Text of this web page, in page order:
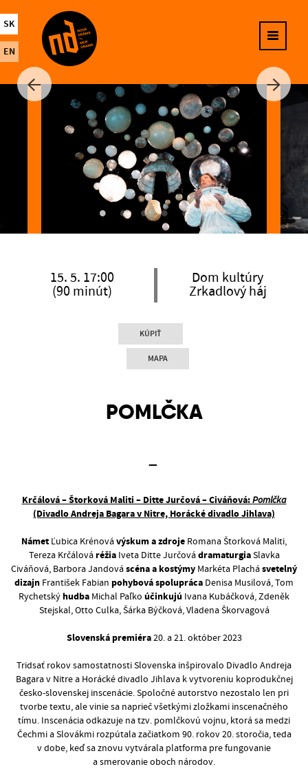
SK
EN
15. 5. 17:00
(90 minút)
Dom kultúry
Zrkadlový háj
KÚPIŤ
MAPA
POMLČKA
Krčálová – Štorková Maliti – Ditte Jurčová – Civáňová:Pomlčka
(Divadlo Andreja Bagara v Nitre, Horácké divadlo Jihlava)
Námet Ľubica Krénovávýskum a zdroje Romana Štorková Maliti,
Tereza KrčálováréžiaIveta Ditte JurčovádramaturgiaSlavka
Civáňová, Barbora Jandováscéna a kostýmy Markéta Plachásvetelný
dizajn František Fabian pohybová spolupráca Denisa Musilová, Tom
Rychetskýhudba Michal Paľko účinkujú Ivana Kubáčková, Zdeněk
Stejskal, Otto Culka, Šárka Býčková, Vladena Škorvagová
Slovenská premiéra20. a 21. október 2023
Tridsať rokov samostatnosti Slovenska inšpirovalo Divadlo Andreja
Bagara v Nitre a Horácké divadlo Jihlava k vytvoreniu koprodukčnej
česko-slovenskej inscenácie. Spoločné autorstvo nezostalo len pri
tvorbe textu, ale vinie sa naprieč všetkými zložkami inscenačného
tímu. Inscenácia odkazuje na tzv. pomlčkovú vojnu, ktorá sa medzi
Čechmi a Slovákmi rozpútala začiatkom 90. rokov 20. storočia, teda
v dobe, keď sa znovu vytvárala platforma pre fungovanie
a smerovanie oboch národov.